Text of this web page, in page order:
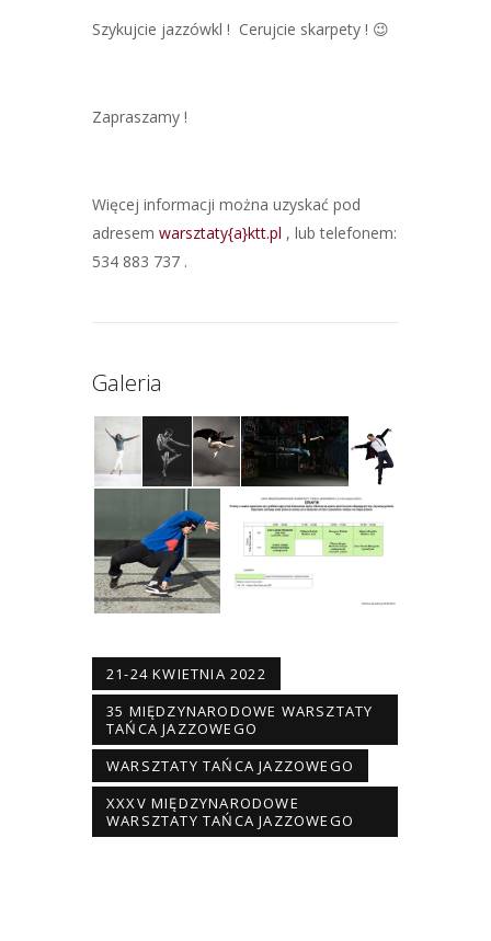
Szykujcie jazzówkl ! Cerujcie skarpety ! 😉
Zapraszamy !
Więcej informacji można uzyskać pod
adresem warsztaty{a}ktt.pl , lub telefonem:
534 883 737 .
Galeria
21-24 KWIETNIA 2022
35 MIĘDZYNARODOWE WARSZTATY
TAŃCA JAZZOWEGO
WARSZTATY TAŃCA JAZZOWEGO
XXXV MIĘDZYNARODOWE
WARSZTATY TAŃCA JAZZOWEGO